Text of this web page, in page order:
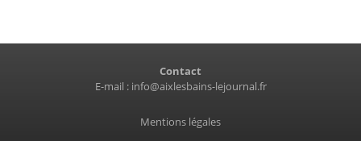
Contact
E-mail : info@aixlesbains-lejournal.fr
Mentions légales